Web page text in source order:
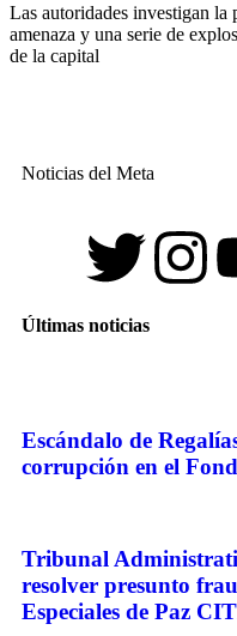
Las autoridades investigan la
amenaza y una serie de
de la capital
Noticias del Meta
Últimas noticias
Escándalo de
corrupción en el
Tribunal
resolver presunto
Especiales de Paz